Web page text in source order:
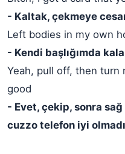
- Kaltak, çekmeye
Left bodies in my own
- Kendi başlığımda
Yeah, pull off, then turn
good
- Evet, çekip, sonra
cuzzo telefon iyi